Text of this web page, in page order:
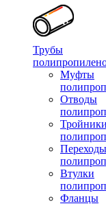
Трубы
Муфты
Отводы
Тройники
Переходы
Втулки
Фланцы